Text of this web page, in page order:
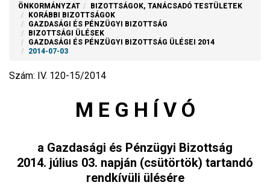
ÖNKORMÁNYZAT
BIZOTTSÁGOK, TANÁCSADÓ TESTÜLETEK
KORÁBBI BIZOTTSÁGOK
GAZDASÁGI ÉS PÉNZÜGYI BIZOTTSÁG
BIZOTTSÁGI ÜLÉSEK
GAZDASÁGI ÉS PÉNZÜGYI BIZOTTSÁG ÜLÉSEI 2014
2014-07-03
Szám: IV. 120-15/2014
M E G H Í V Ó
a Gazdasági és Pénzügyi Bizottság
2014. július 03. napján (csütörtök) tartandó
rendkívüli ülésére